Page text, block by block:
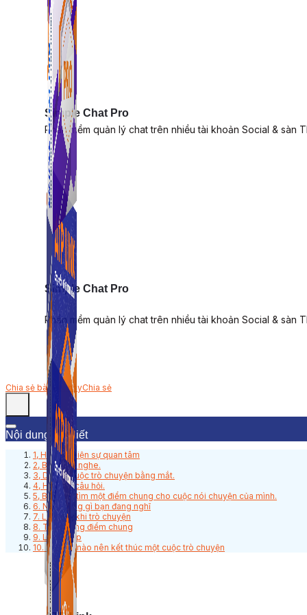
Simple Chat Pro
Phần mềm quản lý chat trên nhiều tài khoản Social & sàn
Simple Chat Pro
Phần mềm quản lý chat trên nhiều tài khoản Social & sàn
Chia sẻ bài viết nàyChia sẻ
Nội dung bài viết
1, Hãy thể hiện sự quan tâm
2, Biết lắng nghe.
3, Duy trì cuộc trò chuyện bằng mắt.
4, Hãy đặt câu hỏi.
5, Bạn nên tìm một điểm chung cho cuộc nói chuyện của mình.
6. Nói những gì bạn đang nghĩ
7. Liên kết khi trò chuyện
8. Tìm những điểm chung
9. Luyện tập
10. Biết khi nào nên kết thúc một cuộc trò chuyện